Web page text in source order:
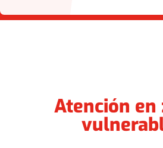
Atención en